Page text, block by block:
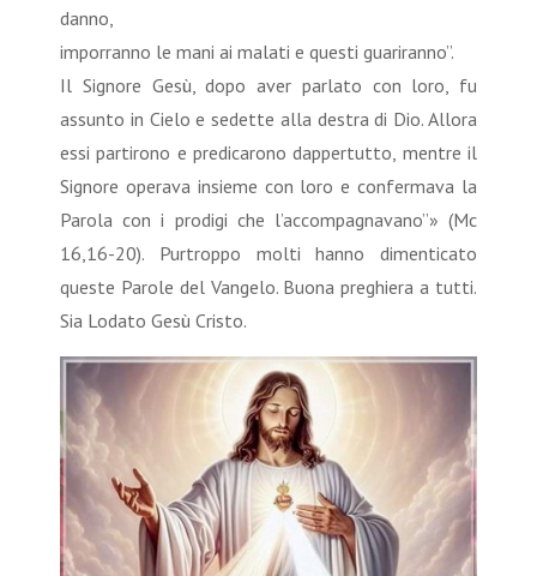
danno,
imporranno le mani ai malati e questi guariranno”.
Il Signore Gesù, dopo aver parlato con loro, fu
assunto in Cielo e sedette alla destra di Dio. Allora
essi partirono e predicarono dappertutto, mentre il
Signore operava insieme con loro e confermava la
Parola con i prodigi che l’accompagnavano”» (Mc
16,16-20). Purtroppo molti hanno dimenticato
queste Parole del Vangelo. Buona preghiera a tutti.
Sia Lodato Gesù Cristo.